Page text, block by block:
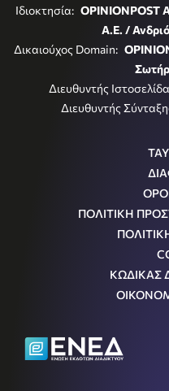
Ιδιοκτησία: OPINIONPOST
Α.Ε. /
Δικαιούχος Domain:
Διευθυντής
Διευθυντής
ΠΟΛΙΤΙΚΗ
ΚΩΔΙΚΑΣ